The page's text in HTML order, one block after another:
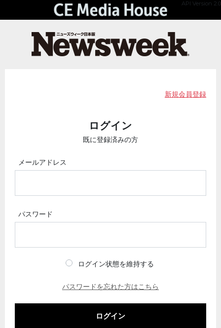
API Version 2.0
新規会員登録
ログイン
既に登録済みの方
メールアドレス
パスワード
ログイン状態を維持する
パスワードを忘れた方はこちら
ログイン